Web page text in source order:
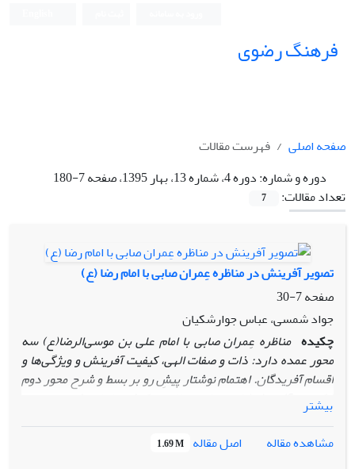
فرهنگ رضوی
صفحه اصلی
فهرست مقالات
دوره و شماره:دوره 4، شماره 13، بهار 1395، صفحه 7-180
تعداد مقالات:
7
تصویر آفرینش در مناظره عِمران صابی با امام رضا (ع)
صفحه7-30
جواد شمسی، عباس جوارشکیان
چکیده مناظره‌ عِمران صابی با امام علی بن موسی‌الرضا(ع) سه
محور عمده دارد: ذات و صفات الهی، کیفیت آفرینش و ویژگی‌ها و
اقسام آفریدگان. اهتمام نوشتار پیشِ رو بر بسط و شرح محور دوم
( کیفیت آفرینش) است. این مقاله می‌کوشد تا با روش توصیفی ـ
تحلیلی ضمن ارائه‌ تصویری از گفتار امام(ع)، تبیین‌ها و تفسیرهای
مختلف را احصا و منطق حاکم بر آن را آشکار کند. بحث کیفیت
آفرینش بر سه موضوع اساسی استوار است: نحوه‌ آفرینش، هدف
بیشتر
مشاهده مقاله
اصل مقاله 1.69 M